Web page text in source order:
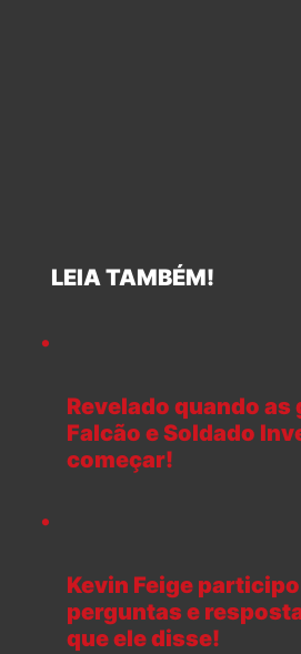
LEIA TAMBÉM!
Revelado quando as
Falcão e Soldado
começar!
Kevin Feige
perguntas e
que ele disse!